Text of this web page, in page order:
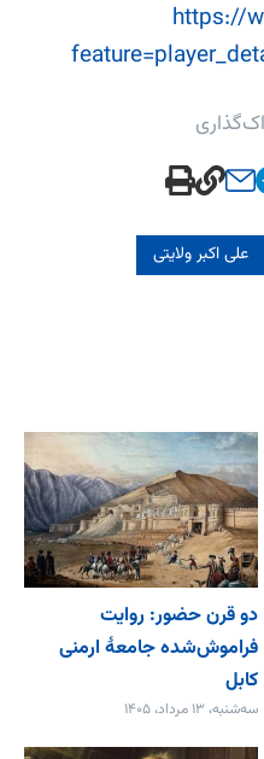
https://
علی اکبر ولایتی
دو قرن حضور: روایت
فراموش‌شده جامعۀ ارمنی
کابل
سه‌شنبه، ۱۳ مرداد، ۱۴۰۵